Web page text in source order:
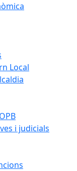
Local
i judicials